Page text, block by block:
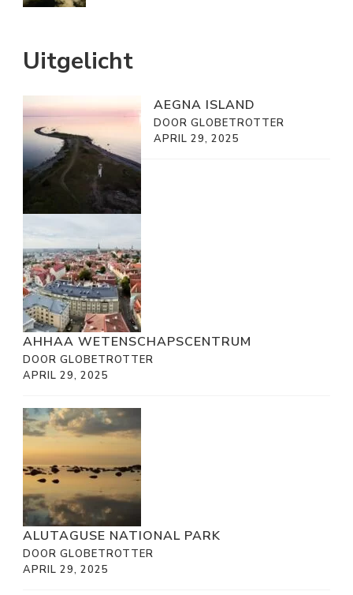
Uitgelicht
AEGNA ISLAND
DOOR GLOBETROTTER
APRIL 29, 2025
AHHAA WETENSCHAPSCENTRUM
DOOR GLOBETROTTER
APRIL 29, 2025
ALUTAGUSE NATIONAL PARK
DOOR GLOBETROTTER
APRIL 29, 2025